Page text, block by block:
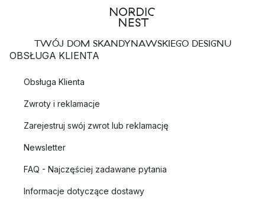
TWÓJ DOM SKANDYNAWSKIEGO DESIGNU
OBSŁUGA KLIENTA
Obsługa Klienta
Zwroty i reklamacje
Zarejestruj swój zwrot lub reklamację
Newsletter
FAQ - Najczęściej zadawane pytania
Informacje dotyczące dostawy